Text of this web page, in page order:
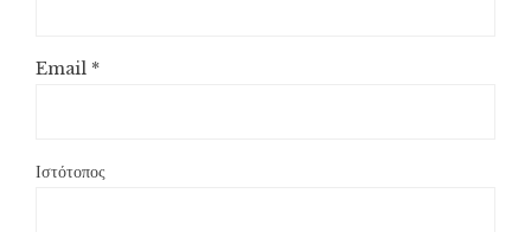
Email *
Ιστότοπος